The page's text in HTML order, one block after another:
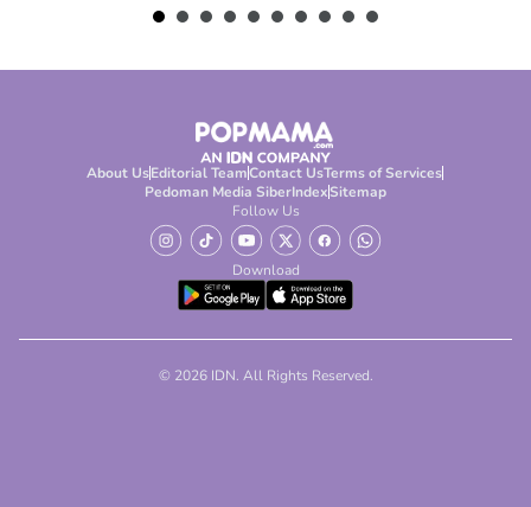
About UsEditorial TeamContact UsTerms of Services
Pedoman Media SiberIndexSitemap
Follow Us
Download
© 2026 IDN. All Rights Reserved.